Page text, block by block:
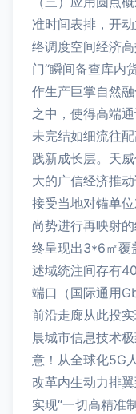
准时间表排，开
络调度空间经济
门“瞬间备查库内
作生产巨掌自然
之中，使得高端
未完结如细流往
践新成长层。天
大的广信经济推
接受当地对锚单
尚势进行再映射
终呈现出3*6㎡覆
述域统注间存有
端口（国际通用
前沿走廊从此投
晨城市信息技术
意！从全球化5G
改革内生动力排
实现“一切高精准